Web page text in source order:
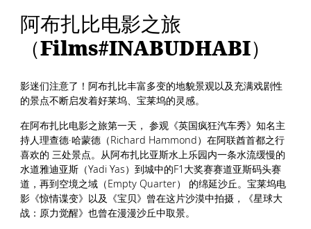
阿布扎比电影之旅
（Films#INABUDHABI）
影迷们注意了！阿布扎比丰富多变的地貌景观以及充满戏剧性
的景点不断启发着好莱坞、宝莱坞的灵感。
在阿布扎比电影之旅第一天， 参观《英国疯狂汽车秀》知名主
持人理查德·哈蒙德（Richard Hammond）在阿联酋首都之行
喜欢的 三处景点。从阿布扎比亚斯水上乐园内一条水流缓慢的
水道雅迪亚斯（Yadi Yas）到城中的F1大奖赛赛道亚斯码头赛
道，再到空境之域（Empty Quarter） 的绵延沙丘。宝莱坞电
影《惊情谍变》以及《宝贝》曾在这片沙漠中拍摄，《星球大
战：原力觉醒》也曾在漫漫沙丘中取景。